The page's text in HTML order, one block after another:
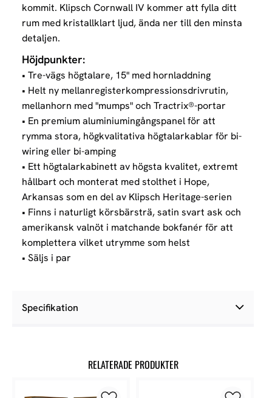
kommit. Klipsch Cornwall IV kommer att fylla ditt
rum med kristallklart ljud, ända ner till den minsta
detaljen.
Höjdpunkter:
• Tre-vägs högtalare, 15" med hornladdning
• Helt ny mellanregisterkompressionsdrivrutin,
mellanhorn med "mumps" och Tractrix®-portar
• En premium aluminiumingångspanel för att
rymma stora, högkvalitativa högtalarkablar för bi-
wiring eller bi-amping
• Ett högtalarkabinett av högsta kvalitet, extremt
hållbart och monterat med stolthet i Hope,
Arkansas som en del av Klipsch Heritage-serien
• Finns i naturligt körsbärsträ, satin svart ask och
amerikansk valnöt i matchande bokfanér för att
komplettera vilket utrymme som helst
• Säljs i par
Specifikation
RELATERADE PRODUKTER